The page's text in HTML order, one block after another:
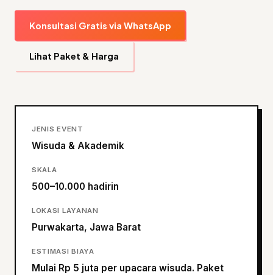
Konsultasi Gratis via WhatsApp
Lihat Paket & Harga
JENIS EVENT
Wisuda & Akademik
SKALA
500–10.000 hadirin
LOKASI LAYANAN
Purwakarta, Jawa Barat
ESTIMASI BIAYA
Mulai Rp 5 juta per upacara wisuda. Paket